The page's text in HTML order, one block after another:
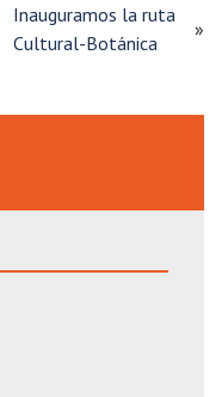
Inauguramos la ruta
Cultural-Botánica
»